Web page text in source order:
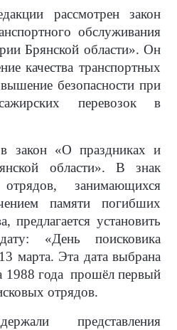
рассмотрен закон
обслуживания
Брянской области». Он
качества транспортных
безопасности при
перевозок в
закон «О праздниках и
области». В знак
занимающихся
памяти погибших
предлагается установить
«День поисковика
марта. Эта дата выбрана
1988 года прошёл первый
отрядов.
представления